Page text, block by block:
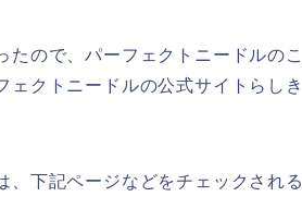
ので、パーフェクトニードルのこ
ェクトニードルの公式サイトらしき
、下記ページなどをチェックされる